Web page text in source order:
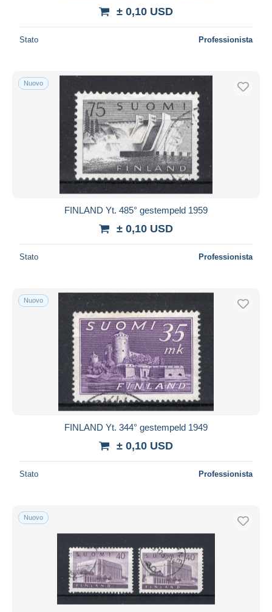
± 0,10 USD
Stato Professionista
Nuovo
FINLAND Yt. 485° gestempeld 1959
± 0,10 USD
Stato Professionista
Nuovo
FINLAND Yt. 344° gestempeld 1949
± 0,10 USD
Stato Professionista
Nuovo